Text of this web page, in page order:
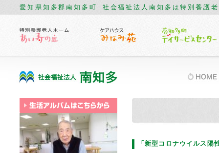
愛知県知多郡南知多町│社会福祉法人南知多は特別養護
「新型コロナウイルス陽